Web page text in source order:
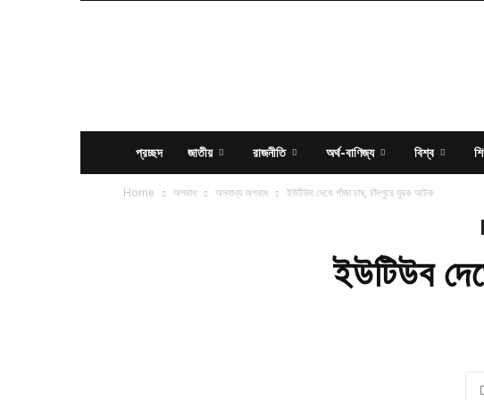
প্রচ্ছদ জাতীয় রাজনীতি অর্থ-বাণিজ্য বিশ্ব
Home অপরাধ অন্যান্য অপরাধ ইউটিউব দেখে গাঁজা চাষ, চাঁদপুরে যুবক আটক
ইউটিউব